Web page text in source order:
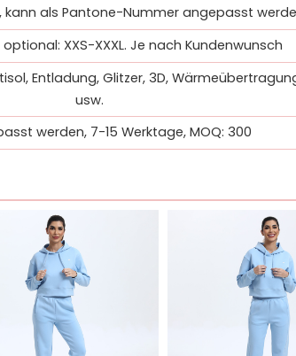
als Pantone-Nummer angepasst
XXS-XXXL. Je nach Kundenwunsch
Entladung, Glitzer, 3D,
usw.
werden, 7-15 Werktage, MOQ: 300